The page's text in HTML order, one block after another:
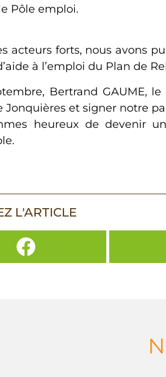
Pôle emploi.
acteurs forts, nous avons
à l’emploi du Plan de
Bertrand GAUME,
Jonquières et signer notre
heureux de devenir
L'ARTICLE